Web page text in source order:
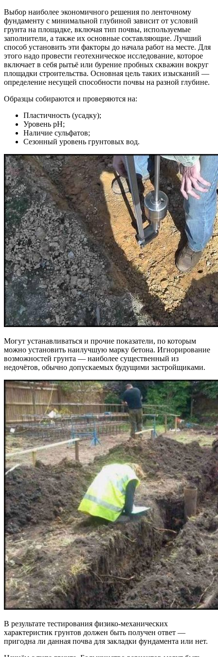
Выбор наиболее экономичного решения по ленточному
фундаменту с минимальной глубиной зависит от условий
грунта на площадке, включая тип почвы, используемые
заполнители, а также их основные составляющие. Лучший
способ установить эти факторы до начала работ на месте. Для
этого надо провести геотехническое исследование, которое
включает в себя рытьё или бурение пробных скважин вокруг
площадки строительства. Основная цель таких изысканий —
определение несущей способности почвы на разной глубине.
Образцы собираются и проверяются на:
Пластичность (усадку);
Уровень pH;
Наличие сульфатов;
Сезонный уровень грунтовых вод.
Могут устанавливаться и прочие показатели, по которым
можно установить наилучшую марку бетона. Игнорирование
возможностей грунта — наиболее существенный из
недочётов, обычно допускаемых будущими застройщиками.
В результате тестирования физико-механических
характеристик грунтов должен быть получен ответ —
пригодна ли данная почва для закладки фундамента или нет.